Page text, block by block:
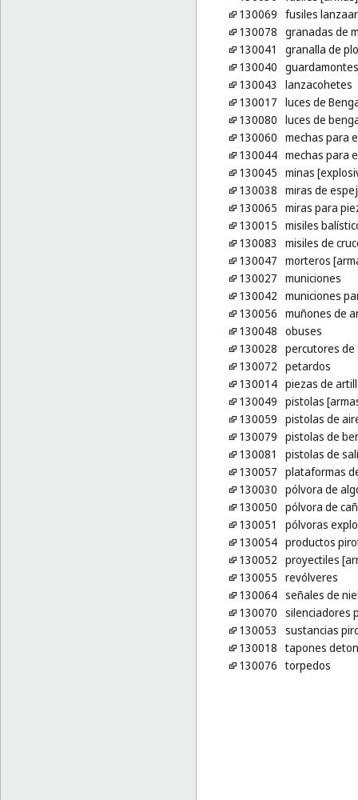
130069 fusiles
130078 granadas de
130041
granalla de
130040
130043
lanzacohetes
130017 luces de
130080 luces de
130060 mechas para
130044 mechas para
130045 minas
130038 miras de
130065 miras para
130015 misiles
130083
misiles de
130047 morteros
130027 municiones
130042 municiones
130056 muñones de
130048 obuses
130028 percutores de
130072 petardos
130014 piezas de
130049 pistolas
130059 pistolas de
130079 pistolas de
130081
pistolas de
130057 plataformas
130030 pólvora de
130050 pólvora de
130051
pólvoras
130054 productos
130052 proyectiles
130055 revólveres
130064 señales de
130070 silenciadores
130053
sustancias
130018 tapones
130076 torpedos